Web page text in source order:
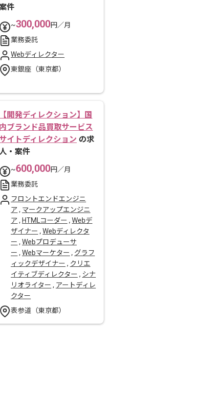
件
~300,000円／月
業務委託
Webディレクター
東銀座（東京都）
【開発ディレクション】国
内ブランド品買取サービス
サイトディレクション の求
・案件
~600,000円／月
業務委託
フロントエンドエンジニ
ア , マークアップエンジニ
ア , HTMLコーダー , Webデ
ザイナー , Webディレクタ
ー , Webプロデューサ
ー , Webマーケター , グラフ
ィックデザイナー , クリエ
イティブディレクター , シナ
リオライター , アートディレ
クター
表参道（東京都）